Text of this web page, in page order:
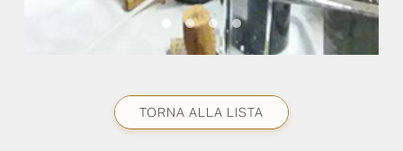
TORNA ALLA LISTA